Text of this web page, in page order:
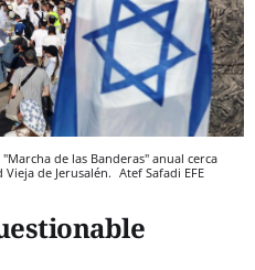
de las Banderas" anual cerca
de Jerusalén. Atef Safadi EFE